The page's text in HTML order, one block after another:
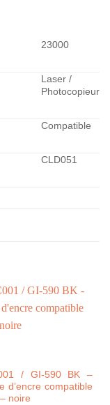
23000
Laser /
Photocopieur
Compatible
CLD051
/ GI-590 BK –
d’encre compatible
noire